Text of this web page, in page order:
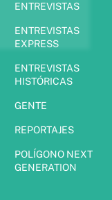
ENTREVISTAS
ENTREVISTAS
EXPRESS
ENTREVISTAS
HISTÓRICAS
GENTE
REPORTAJES
POLÍGONO NEXT
GENERATION